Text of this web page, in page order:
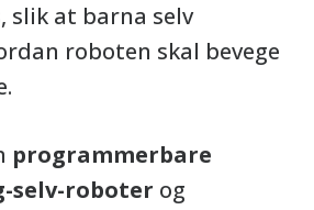
slik at barna selv
roboten skal bevege
programmerbare
selv-roboter og